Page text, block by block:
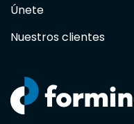
Únete
Nuestros clientes